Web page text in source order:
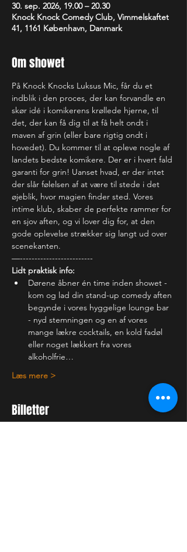
30. sep. 2026, 19.00 – 20.30
Knock Knock Comedy Club, Vimmelskaftet
41, 1161 København, Danmark
Om showet
På Knock Knocks Luksus Mic, får du et
indblik i den proces, der kan forvandle en
skør idé i komikerens krøllede hjerne, til
det, der kan få dig til at få helt ondt i
maven af grin (eller bare rigtig ondt i
hovedet). Du kommer til at opleve nogle af
landets bedste komikere. Der er i hvert fald
garanti for grin! Uanset hvad, er der intet
der slår følelsen af at være til stede i det
øjeblik, hvor magien finder sted. Vores
intime klub, skaber de perfekte rammer for
en sjov aften, og vi lover dig for, at den
gode oplevelse strækker sig langt ud over
scenekanten.
—-------------------------
Lidt praktisk info:
Dørene åbner én time inden showet -
kom og lad din stand-up comedy aften
begynde i vores hyggelige lounge bar
- nyd stemningen og en af vores
mange lækre cocktails, en kold fadøl
eller noget lækkert fra vores
alkoholfrie…
Læs mere >
Billetter